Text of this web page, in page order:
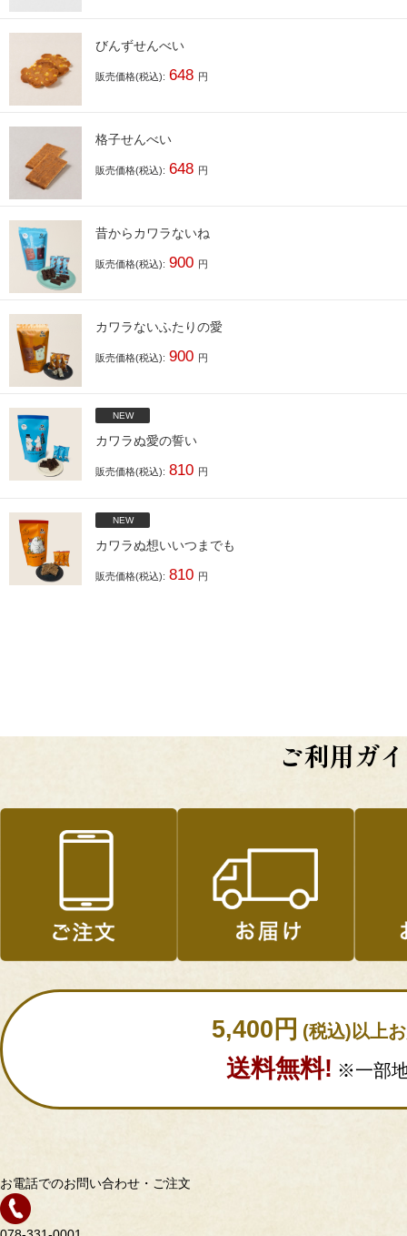
びんずせんべい
販売価格(税込): 648 円
格子せんべい
販売価格(税込): 648 円
昔からカワラないね
販売価格(税込): 900 円
カワラないふたりの愛
販売価格(税込): 900 円
NEW
カワラぬ愛の誓い
販売価格(税込): 810 円
NEW
カワラぬ想いいつまでも
販売価格(税込): 810 円
ご利用ガ
5,400円 (税込)以上
送料無料! ※一部
お電話でのお問い合わせ・ご注文